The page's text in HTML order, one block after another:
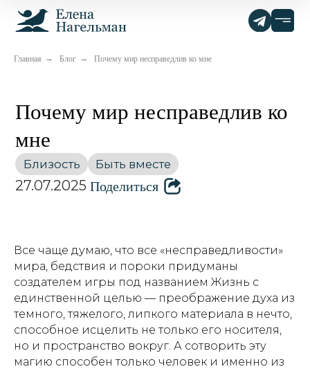
Главная → Блог → Почему мир несправедлив ко мне
Близость Быть вместе
Все чаще думаю, что все «несправедливости»
мира, бедствия и пороки придуманы
создателем игры под названием Жизнь с
единственной целью — преображение духа из
темного, тяжелого, липкого материала в нечто,
способное исцелить не только его носителя,
но и пространство вокруг. А сотворить эту
магию способен только человек и именно из